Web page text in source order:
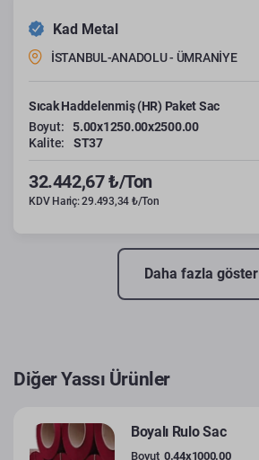
Kad Metal
İSTANBUL-ANADOLU - ÜMRANİYE
Sıcak Haddelenmiş (HR) Paket Sac
Boyut:
5.00x1250.00x2500.00
Kalite:
ST37
32.442,67 ₺/Ton
KDV Hariç: 29.493,34 ₺/Ton
Daha fazla göster
Diğer Yassı Ürünler
Boyalı Rulo Sac
Boyut 0.44x1000.00